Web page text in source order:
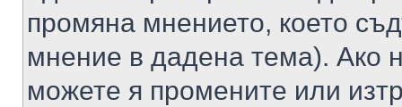
промяна мнението, което
мнение в дадена тема). Ако
можете я промените или